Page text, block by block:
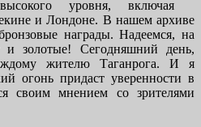
уровня, включая
и Лондоне. В нашем архиве
награды. Надеемся, на
золотые! Сегодняшний день,
жителю Таганрога. И я
огонь придаст уверенности в
своим мнением со зрителями